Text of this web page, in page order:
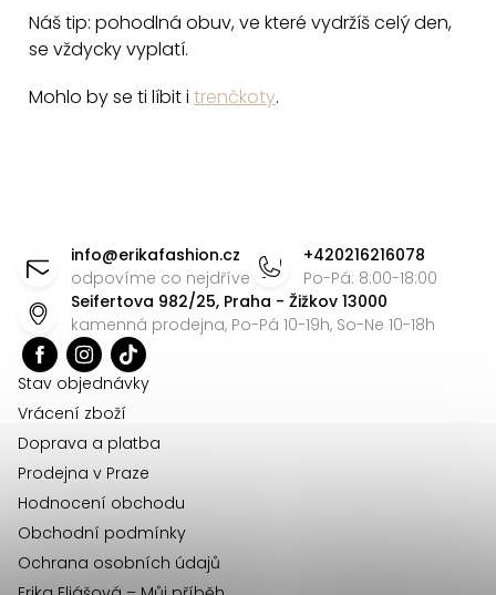
Náš tip: pohodlná obuv, ve které vydržíš celý den,
se vždycky vyplatí.
Mohlo by se ti líbit i trenčkoty.
info@erikafashion.cz
odpovíme co nejdříve
+420216216078
Po-Pá: 8:00-18:00
Seifertova 982/25, Praha - Žižkov 13000
kamenná prodejna, Po-Pá 10-19h, So-Ne 10-18h
Stav objednávky
Vrácení zboží
Doprava a platba
Prodejna v Praze
Hodnocení obchodu
Obchodní podmínky
Ochrana osobních údajů